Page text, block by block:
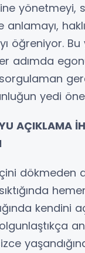
yönetmeyi,
öğreniyor.
adımda
sorgulaman
yedi
AÇIKLAMA
dökmeden
kendini